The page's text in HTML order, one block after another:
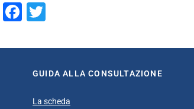
Facebook
GUIDA ALLA CONSULTAZIONE
La scheda